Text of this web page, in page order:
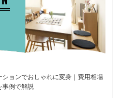
ョンでおしゃれに変身｜費用相場
事例で解説